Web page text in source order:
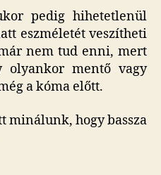
pedig hihetetlenül
eszméletét veszítheti
nem tud enni, mert
olyankor mentő vagy
a kóma előtt.
minálunk, hogy bassza